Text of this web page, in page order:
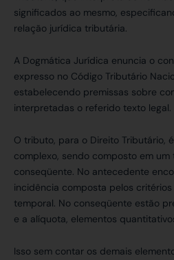
significados ao mesmo,
relação jurídica tributária.
A Dogmática Jurídica enuncia o
expresso no Código Tributário
estabelecendo premissas sobre
interpretadas o referido texto legal.
O tributo, para o Direito Tributário,
complexo, sendo composto em
conseqüente. No antecedente
incidência composta pelos
temporal. No conseqüente estão
e a alíquota, elementos
Isso sem contar os demais